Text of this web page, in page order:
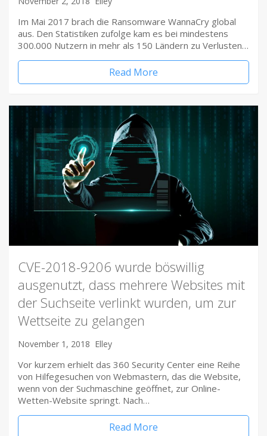
Im Mai 2017 brach die Ransomware WannaCry global
aus. Den Statistiken zufolge kam es bei mindestens
300.000 Nutzern in mehr als 150 Ländern zu Verlusten…
Read More
CVE-2018-9206 wurde böswillig
ausgenutzt, dass mehrere Websites mit
der Suchseite verlinkt wurden, um zur
Wettseite zu gelangen
November 1, 2018 Elley
Vor kurzem erhielt das 360 Security Center eine Reihe
von Hilfegesuchen von Webmastern, das die Website,
wenn von der Suchmaschine geöffnet, zur Online-
Wetten-Website springt. Nach…
Read More